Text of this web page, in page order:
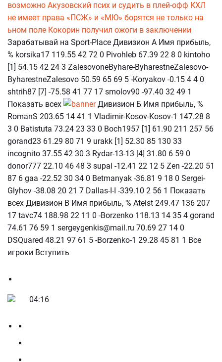
возможно Акузовский псих и судить в плей-офф КХЛ
не имеет права «ПСЖ» и «МЮ» борятся не только на
ьном поле Кокорин получил ожоги в заключении
Зарабатывай на Sport-Place Дивизион А Имя прибыль,
% korsika17 119.55 42 72 0 Pivohleb 67.39 22 8 0 kintoho
[1] 54.15 42 24 3 ZalesovoneByhare-ByharestneZalesovo-
ByharestneZalesovo 50.59 65 69 5 -Koryakov -0.15 4 4 0
shtrih87 [7] -75.58 41 77 17 smolov90 -97.40 32 49 1
Показать всех
Дивизион Б Имя прибыль, %
RomanS 203.65 14 41 1 Vladimir-Kosov-Kosov-1 147.28 8
3 0 Batistuta 73.24 23 33 0 Boch1957 [1] 61.90 211 257 56
gorand23 61.29 80 71 9 urakk [1] 52.30 85 130 33
incognito 37.55 42 30 3 Rydar-13-13 [4] 31.80 6 59 0
donor777 22.10 46 48 3 supal -12.41 22 12 5 Zen -22.20 51
87 6 gaa -22.52 30 34 0 Betmanyak -36.81 9 18 0 Sergei-
Glyhov -38.08 20 21 7 Dallas-I-I -339.10 2 56 1 Показать
всех Дивизион В Имя прибыль, % Ateist 249.47 136 207
17 tavc74 188.98 22 11 0 -Borzenko 118.13 14 35 4 gorand
74.61 76 59 1 sergeygenkis@mail.ru 70.69 27 14 0
DSQuared 48.21 97 61 5 -Borzenko-1 29.28 45 81 1 Все
игроки Вступить
04:16